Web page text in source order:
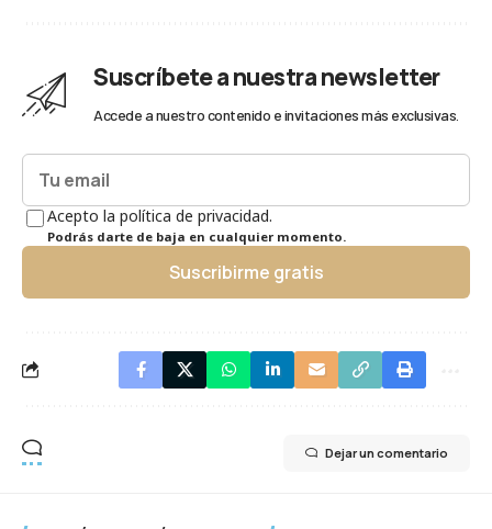
Suscríbete a nuestra newsletter
Accede a nuestro contenido e invitaciones más exclusivas.
Acepto la política de privacidad.
Podrás darte de baja en cualquier momento.
Suscribirme gratis
Dejar un comentario